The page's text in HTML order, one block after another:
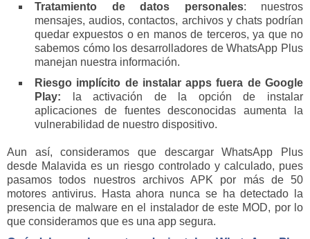
Tratamiento de datos personales: nuestros
mensajes, audios, contactos, archivos y chats podrían
quedar expuestos o en manos de terceros, ya que no
sabemos cómo los desarrolladores de WhatsApp Plus
manejan nuestra información.
Riesgo implícito de instalar apps fuera de Google
Play:
la activación de la opción de instalar
aplicaciones de fuentes desconocidas aumenta la
vulnerabilidad de nuestro dispositivo.
Aun así, consideramos que descargar WhatsApp Plus
desde Malavida es un riesgo controlado y calculado, pues
pasamos todos nuestros archivos APK por más de 50
motores antivirus. Hasta ahora nunca se ha detectado la
presencia de malware en el instalador de este MOD, por lo
que consideramos que es una app segura.